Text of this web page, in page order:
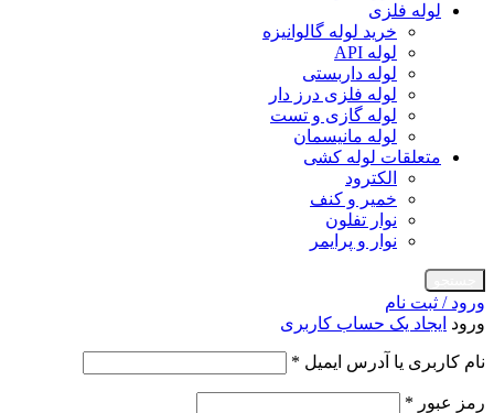
لوله فلزی
خرید لوله گالوانیزه
لوله API
لوله داربستی
لوله فلزی درز دار
لوله گازی و تست
لوله مانیسمان
متعلقات لوله کشی
الکترود
خمیر و کنف
نوار تفلون
نوار و پرایمر
ورود / ثبت نام
ورود ایجاد یک حساب کاربری
نام کاربری یا آدرس ایمیل *
رمز عبور *